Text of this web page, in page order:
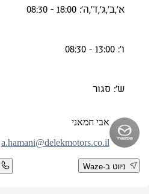
א',ב',ג',ד',ה': 18:00 - 08:30
ש': סגור
אבי חמאני
a.hamani@delekmotors.co.il
ניווט ב-Waze חיוג